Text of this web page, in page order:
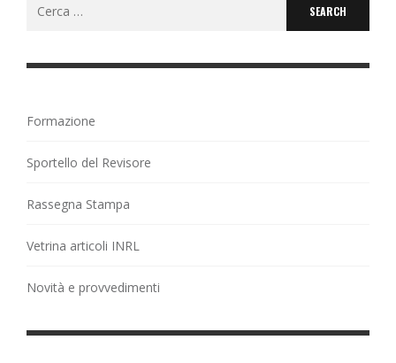
Formazione
Sportello del Revisore
Rassegna Stampa
Vetrina articoli INRL
Novità e provvedimenti